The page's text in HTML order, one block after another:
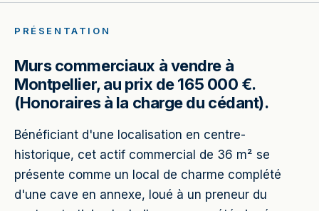
PRÉSENTATION
Murs commerciaux à vendre à
Montpellier, au prix de 165 000 €.
(Honoraires à la charge du cédant).
Bénéficiant d'une localisation en centre-
historique, cet actif commercial de 36 m² se
présente comme un local de charme complété
d'une cave en annexe, loué à un preneur du